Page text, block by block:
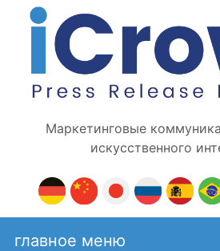
Маркетинговые
искусственного
главное меню